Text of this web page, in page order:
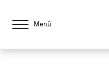
Menü